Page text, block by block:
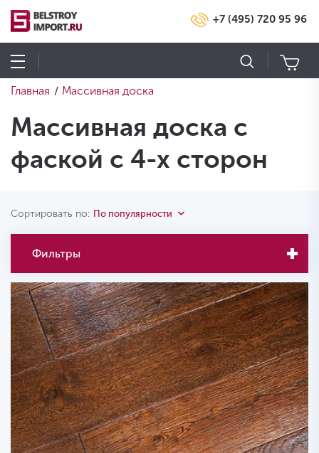
+7 (495) 720 95 96
Главная / Массивная доска
Массивная доска с
фаской с 4-х сторон
Сортировать по: По популярности
Фильтры